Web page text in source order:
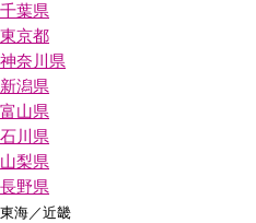
千葉県
東京都
神奈川県
新潟県
富山県
石川県
山梨県
長野県
東海／近畿